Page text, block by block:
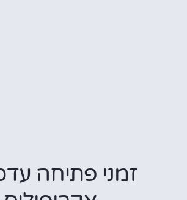
זמני פתיחה עדכניים